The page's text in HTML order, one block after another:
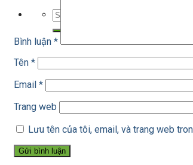
Bình luận *
Tên *
Email *
Trang web
Lưu tên của tôi, email, và trang web